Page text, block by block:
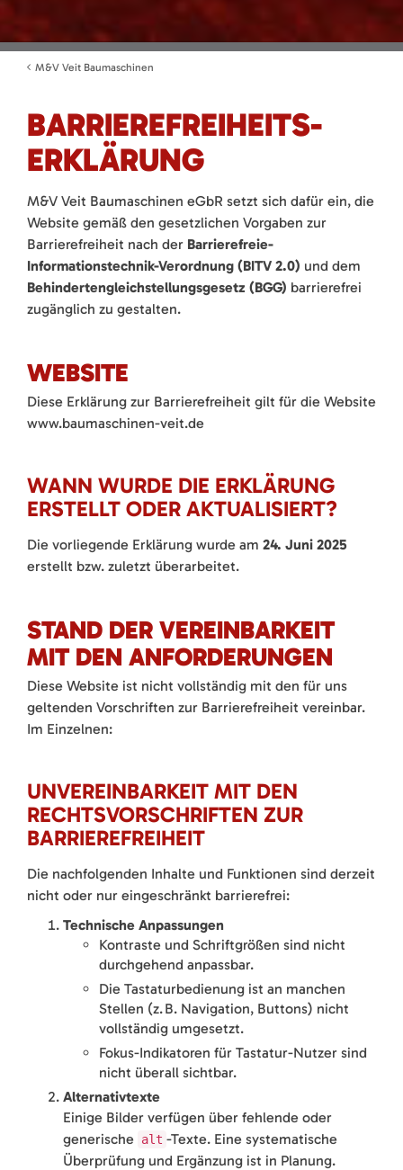
M&V Veit Baumaschinen
BARRIEREFREIHEITS­
ERKLÄRUNG
M&V Veit Baumaschinen eGbR setzt sich dafür ein, die
Website gemäß den gesetzlichen Vorgaben zur
Barrierefreiheit nach der Barrierefreie-
Informationstechnik-Verordnung (BITV 2.0) und dem
Behindertengleichstellungsgesetz (BGG) barrierefrei
zugänglich zu gestalten.
WEBSITE
Diese Erklärung zur Barrierefreiheit gilt für die Website
www.baumaschinen-veit.de
WANN WURDE DIE ERKLÄRUNG
ERSTELLT ODER AKTUALISIERT?
Die vorliegende Erklärung wurde am 24. Juni 2025
erstellt bzw. zuletzt überarbeitet.
STAND DER VEREINBARKEIT
MIT DEN ANFORDERUNGEN
Diese Website ist nicht vollständig mit den für uns
geltenden Vorschriften zur Barrierefreiheit vereinbar.
Im Einzelnen:
UNVEREINBARKEIT MIT DEN
RECHTSVORSCHRIFTEN ZUR
BARRIEREFREIHEIT
Die nachfolgenden Inhalte und Funktionen sind derzeit
nicht oder nur eingeschränkt barrierefrei:
Technische Anpassungen
Kontraste und Schriftgrößen sind nicht
durchgehend anpassbar.
Die Tastaturbedienung ist an manchen
Stellen (z. B. Navigation, Buttons) nicht
vollständig umgesetzt.
Fokus-Indikatoren für Tastatur-Nutzer sind
nicht überall sichtbar.
Alternativtexte
Einige Bilder verfügen über fehlende oder
generische alt -Texte. Eine systematische
Überprüfung und Ergänzung ist in Planung.